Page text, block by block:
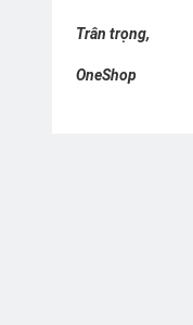
Trân trọng,
OneShop